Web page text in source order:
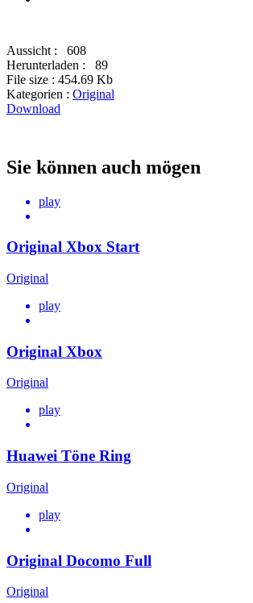
Aussicht :
608
Herunterladen :
89
File size : 454.69 Kb
Kategorien : Original
Download
Sie können auch mögen
play
Original Xbox Start
Original
play
Original Xbox
Original
play
Huawei Töne Ring
Original
play
Original Docomo Full
Original